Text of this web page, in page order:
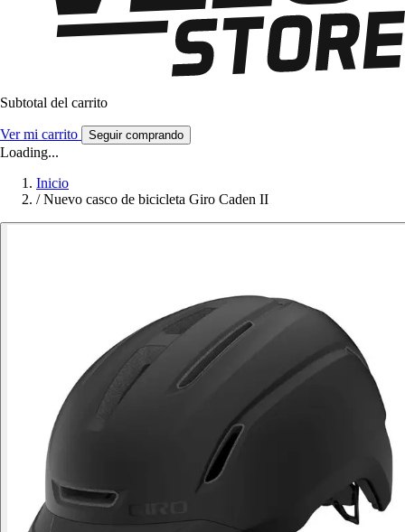
Subtotal del carrito
Ver mi carrito Seguir comprando
Loading...
Inicio
/ Nuevo casco de bicicleta Giro Caden II